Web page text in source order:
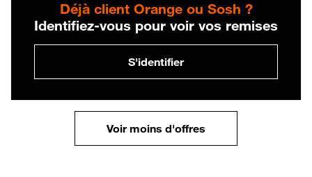
Déjà client Orange ou Sosh ?
Identifiez-vous pour voir vos remises
S'identifier
Voir moins d'offres